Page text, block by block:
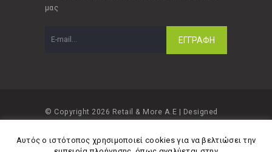
μας
© Copyright 2026 Retail & More A.E | Designed
Αυτός ο ιστότοπος χρησιμοποιεί cookies για να βελτιώσει την